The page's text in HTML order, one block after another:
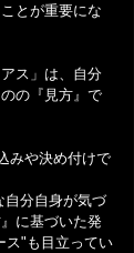
とが重要にな
ス」は、自分
の『見方』で
みや決め付けで
自分自身が気づ
に基づいた発
ス"も目立ってい